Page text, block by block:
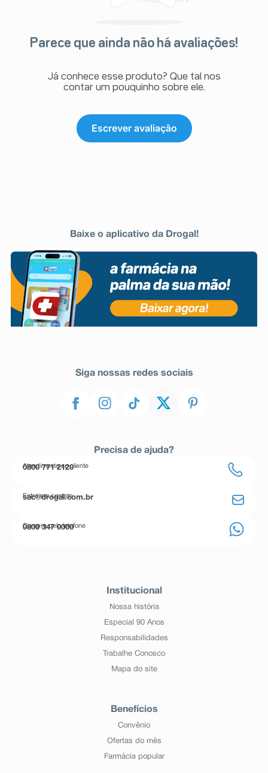
Parece que ainda não há avaliações!
Já conhece esse produto? Que tal nos
contar um pouquinho sobre ele.
Escrever avaliação
Baixe o aplicativo da Drogal!
Siga nossas redes sociais
Precisa de ajuda?
Atendimento ao cliente
0800 771 2120
Entre em contato
sac@drogal.com.br
Compre pelo telefone
0800 347 0000
Institucional
Nossa história
Especial 90 Anos
Responsabilidades
Trabalhe Conosco
Mapa do site
Benefícios
Convênio
Ofertas do mês
Farmácia popular